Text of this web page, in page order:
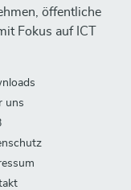
öffentliche
Fokus auf ICT
uns